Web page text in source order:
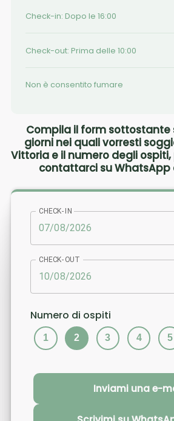
Check-in: Dopo le 16:00
Check-out: Prima delle 10:00
Non è consentito fumare
Compila il form sottostante
giorni nei quali vorresti
Vittoria e il numero degli
contattarci su WhatsApp
CHECK-IN
CHECK-OUT
Numero di ospiti
1 2 3 4 5
Inviami una e-